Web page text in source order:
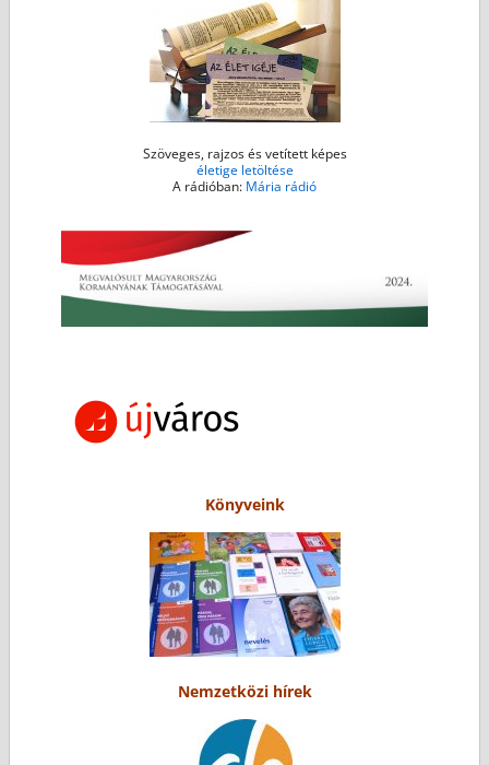
Szöveges, rajzos és vetített képes
életige letöltése
A rádióban: Mária rádió
Könyveink
Nemzetközi hírek